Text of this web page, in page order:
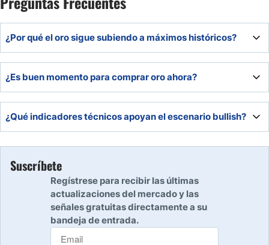
¿Por qué el oro sigue subiendo a máximos históricos?
una fuerte demanda estacional están impulsando el
precio.
¿Es buen momento para comprar oro ahora?
prudente esperar un pullback antes de entrar.
¿Qué indicadores técnicos apoyan el escenario bullish?
El RSI y el MACD mantienen una tendencia ascendente,
confirmando fortaleza en el impulso comprador.
Suscríbete
Regístrese para recibir las últimas
actualizaciones del mercado y las
señales gratuitas directamente a su
bandeja de entrada.